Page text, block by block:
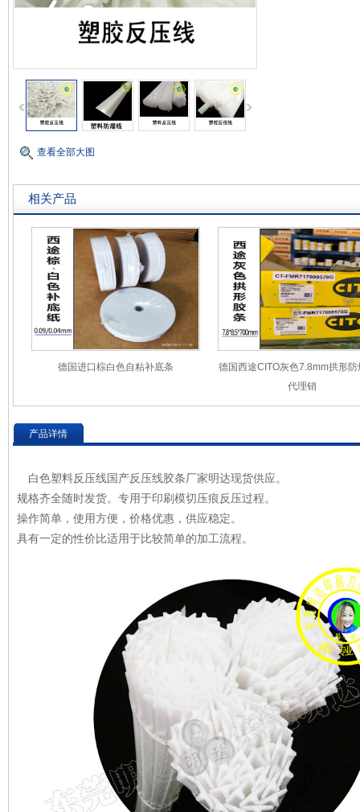
查看全部大图
相关产品
德国进口棕白色自粘补底条
德国西途CITO灰色7.8mm拱形防
代理销
产品详情
白色塑料反压线国产反压线胶条厂家明达现货供应。
规格齐全随时发货。专用于印刷模切压痕反压过程。
操作简单，使用方便，价格优惠，供应稳定。
具有一定的性价比适用于比较简单的加工流程。